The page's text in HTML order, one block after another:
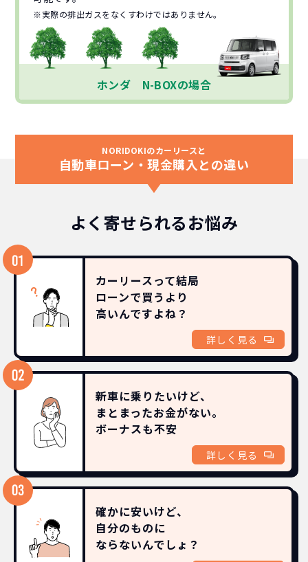
※実際の排出ガスをなくすわけではありません。
ホンダ N-BOXの場合
NORIDOKIのカーリースと
自動車ローン・現金購入との違い
よく寄せられるお悩み
カーリースって結局
ローンで買うより
高いんですよね？
詳しく見る
新車に乗りたいけど、
まとまったお金がない。
ボーナスも不安
詳しく見る
確かに安いけど、
自分のものに
ならないんでしょ？